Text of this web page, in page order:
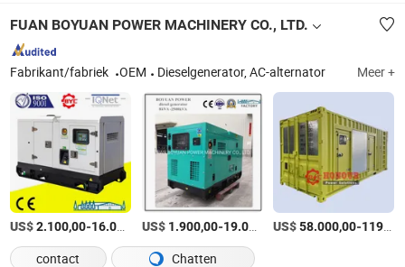
FUAN BOYUAN POWER MACHINERY CO., LTD.
Fabrikant/fabriek OEM Dieselgenerator, AC-alternator Meer +
US$2.100,00-16.000,00 /Set
US$ 1.900,00-19.000,00 /Set
US$58.000,00-119.000,00
contact Chatten